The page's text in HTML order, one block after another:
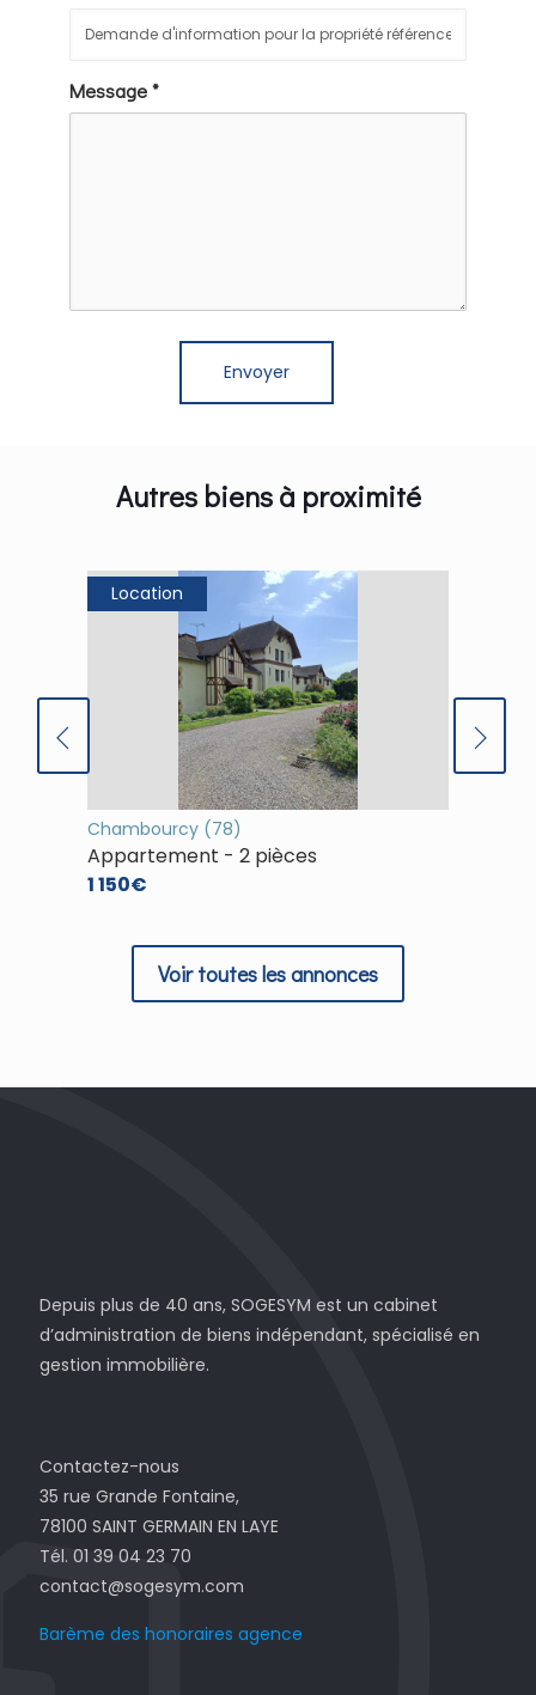
Message *
Autres biens à proximité
Location
Chambourcy (78)
Appartement - 2 pièces
1 150€
Voir toutes les annonces
Depuis plus de 40 ans, SOGESYM est un cabinet
d’administration de biens indépendant, spécialisé en
gestion immobilière.
Contactez-nous
35 rue Grande Fontaine,
78100 SAINT GERMAIN EN LAYE
Tél. 01 39 04 23 70
contact@sogesym.com
Barème des honoraires agence